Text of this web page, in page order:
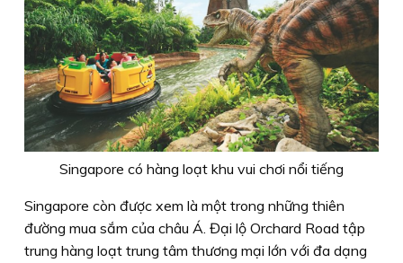
Singapore có hàng loạt khu vui chơi nổi tiếng
Singapore còn được xem là một trong những thiên
đường mua sắm của châu Á. Đại lộ Orchard Road tập
trung hàng loạt trung tâm thương mại lớn với đa dạng